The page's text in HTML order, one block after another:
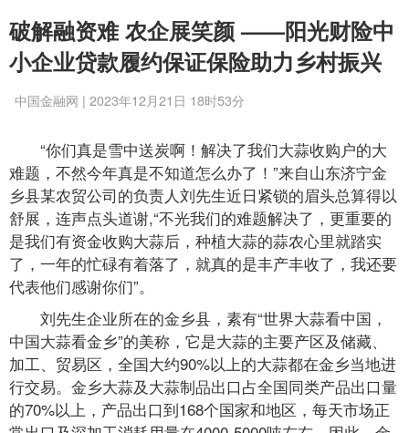
破解融资难 农企展笑颜 ——阳光财险中
小企业贷款履约保证保险助力乡村振兴
中国金融网 | 2023年12月21日 18时53分
“你们真是雪中送炭啊！解决了我们大蒜收购户的大
难题，不然今年真是不知道怎么办了！”来自山东济宁金
乡县某农贸公司的负责人刘先生近日紧锁的眉头总算得以
舒展，连声点头道谢,“不光我们的难题解决了，更重要的
是我们有资金收购大蒜后，种植大蒜的蒜农心里就踏实
了，一年的忙碌有着落了，就真的是丰产丰收了，我还要
代表他们感谢你们”。
刘先生企业所在的金乡县，素有“世界大蒜看中国，
中国大蒜看金乡”的美称，它是大蒜的主要产区及储藏、
加工、贸易区，全国大约90%以上的大蒜都在金乡当地进
行交易。金乡大蒜及大蒜制品出口占全国同类产品出口量
的70%以上，产品出口到168个国家和地区，每天市场正